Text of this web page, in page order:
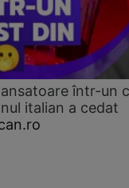
într-un
italian a cedat